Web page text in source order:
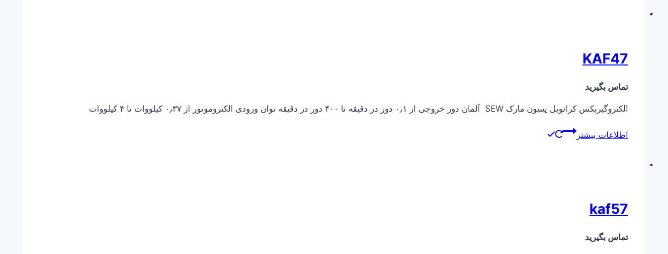
KAF47
تماس بگیرید
الکتروگیربکس کرانویل پینیون مارک SEW آلمان دور خروجی از ۰٫۱ دور در دقیقه تا ۴۰۰ دور در دقیقه توان ورودی الکتروموتور از ۰٫۳۷ کیلووات تا ۴ کیلووات
اطلاعات بیشتر
kaf57
تماس بگیرید